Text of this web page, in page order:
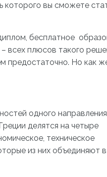
которого вы сможете
бесплатное
всех плюсов такого
предостаточно. Но как
одного
делятся на четыре
техническое
из них объединяют